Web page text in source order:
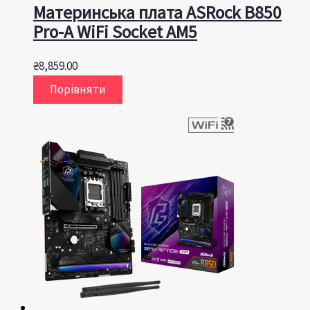
Материнська плата ASRock B850
Pro-A WiFi Socket AM5
₴8,859.00
Порівняти